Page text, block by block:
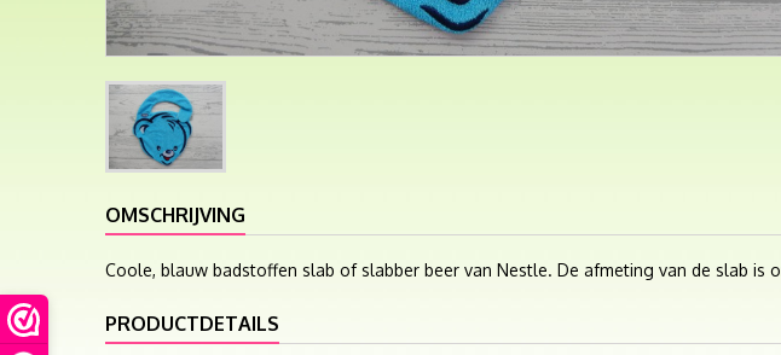
OMSCHRIJVING
Coole, blauw badstoffen slab of slabber beer van Nestle. De afmeting van de slab is
PRODUCTDETAILS